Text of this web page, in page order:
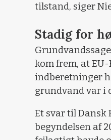
tilstand, siger
Stadig for
kom frem, at
indberetninger
grundvand var i
Et svar til
begyndelsen af